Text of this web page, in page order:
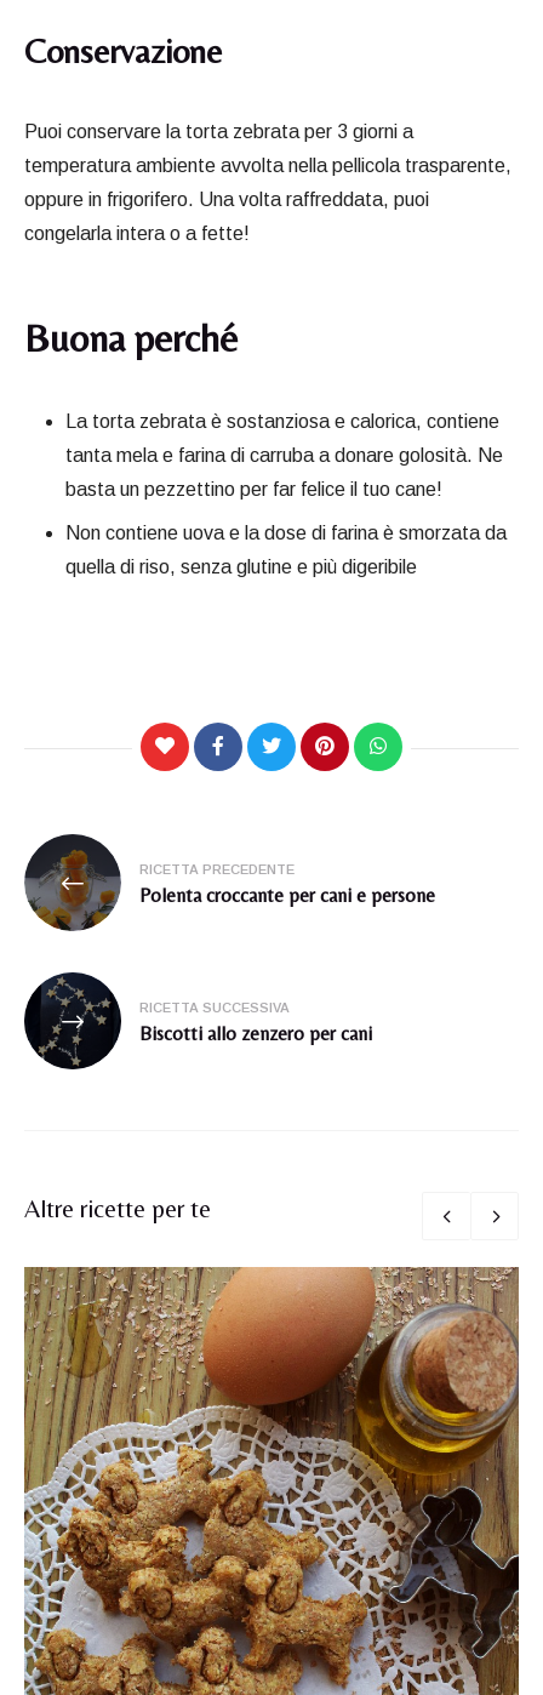
Conservazione
Puoi conservare la torta zebrata per 3 giorni a
temperatura ambiente avvolta nella pellicola trasparente,
oppure in frigorifero. Una volta raffreddata, puoi
congelarla intera o a fette!
Buona perché
La torta zebrata è sostanziosa e calorica, contiene
tanta mela e farina di carruba a donare golosità. Ne
basta un pezzettino per far felice il tuo cane!
Non contiene uova e la dose di farina è smorzata da
quella di riso, senza glutine e più digeribile
Navigazione
articoli
RICETTA PRECEDENTE
Polenta croccante per cani e persone
RICETTA SUCCESSIVA
Biscotti allo zenzero per cani
Altre ricette per te